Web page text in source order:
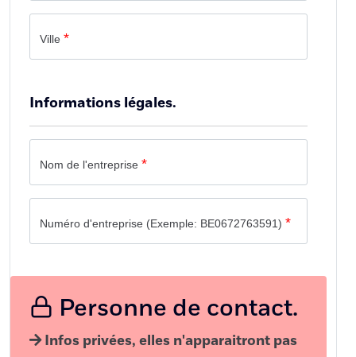
Ville *
Informations légales.
Nom de l'entreprise *
Numéro d'entreprise (Exemple: BE0672763591) *
Personne de contact.
Infos privées, elles n'apparaitront pas